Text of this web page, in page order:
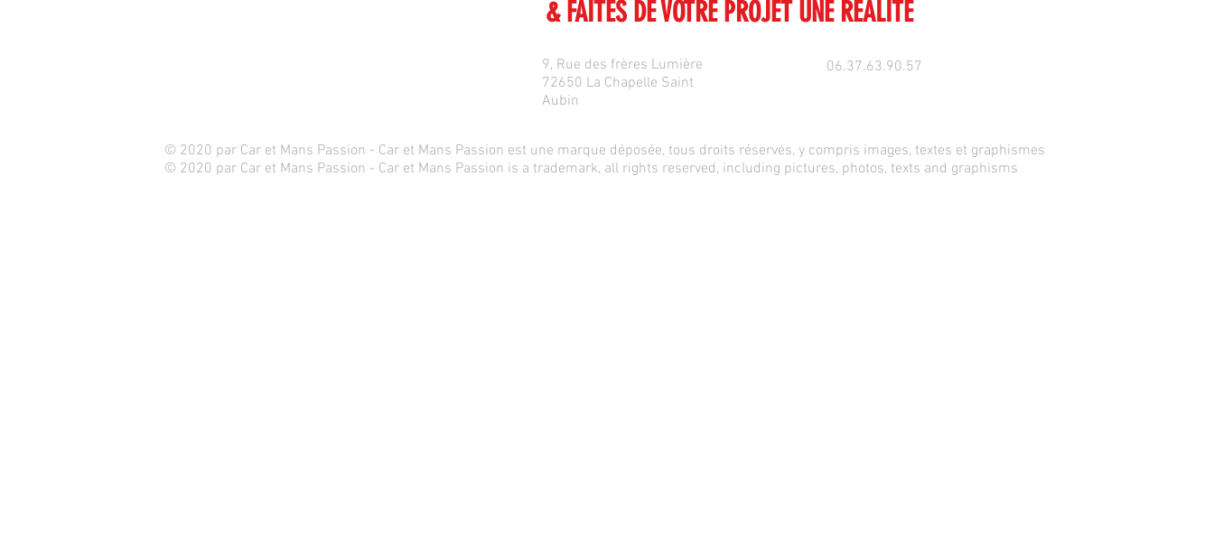
& FAÎTES DE VOTRE PROJET UNE RÉALITÉ
9, Rue des frères Lumière
72650 La Chapelle Saint
Aubin
06.37.63.90.57
© 2020 par Car et Mans Passion - Car et Mans Passion est une marque déposée, tous droits réservés, y compris images, textes et graphismes
© 2020 par Car et Mans Passion - Car et Mans Passion is a trademark, all rights reserved, including pictures, photos, texts and graphisms